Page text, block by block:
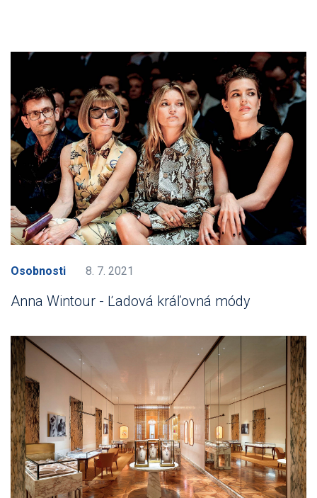
Osobnosti 8. 7. 2021
Anna Wintour - Ľadová kráľovná módy